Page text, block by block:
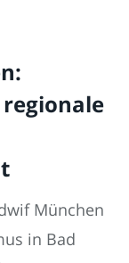
München
in Bad